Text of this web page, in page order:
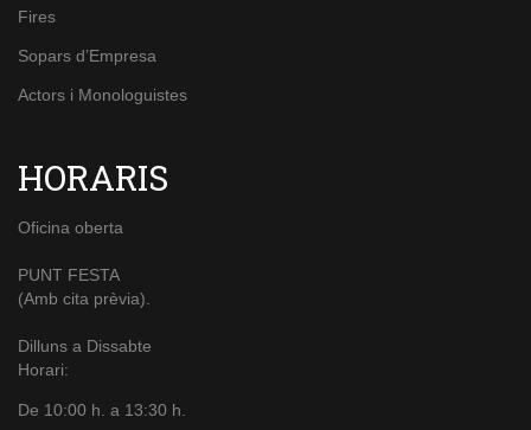
Fires
Sopars d’Empresa
Actors i Monologuistes
HORARIS
Oficina oberta
PUNT FESTA
(Amb cita prèvia).
Dilluns a Dissabte
Horari:
De 10:00 h. a 13:30 h.